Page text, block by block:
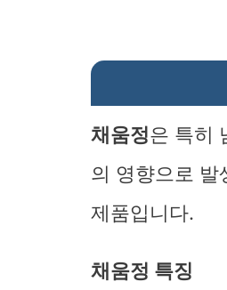
채움정은 특히
의 영향으로 발
제품입니다.
채움정 특징